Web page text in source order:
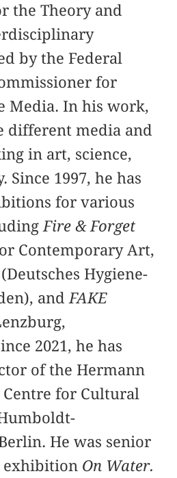
the Theory and
by the Federal
for
Media. In his work,
different media and
in art, science,
Since 1997, he has
for various
Fire & Forget
Contemporary Art,
(Deutsches Hygiene-
and FAKE
2021, he has
of the Hermann
for Cultural
He was senior
exhibition On Water.